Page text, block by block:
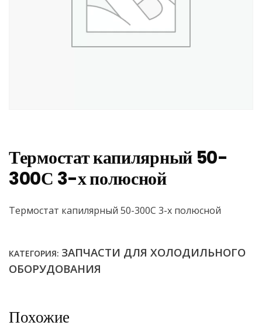
Термостат капилярный 50-
300С 3-х полюсной
Термостат капилярный 50-300С 3-х полюсной
КАТЕГОРИЯ: ЗАПЧАСТИ ДЛЯ ХОЛОДИЛЬНОГО
ОБОРУДОВАНИЯ
Похожие